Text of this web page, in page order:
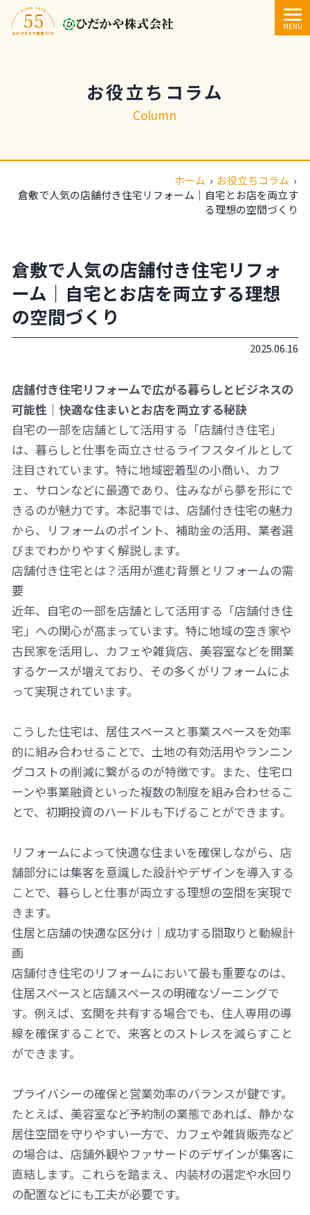
内容をスキップ
MENU
お役立ちコラム
Column
ホーム › お役立ちコラム ›
倉敷で人気の店舗付き住宅リフォーム｜自宅とお店を両立す
る理想の空間づくり
倉敷で人気の店舗付き住宅リフォ
ーム｜自宅とお店を両立する理想
の空間づくり
2025.06.16
店舗付き住宅リフォームで広がる暮らしとビジネスの
可能性｜快適な住まいとお店を両立する秘訣
自宅の一部を店舗として活用する「店舗付き住宅」
は、暮らしと仕事を両立させるライフスタイルとして
注目されています。特に地域密着型の小商い、カフ
ェ、サロンなどに最適であり、住みながら夢を形にで
きるのが魅力です。本記事では、店舗付き住宅の魅力
から、リフォームのポイント、補助金の活用、業者選
びまでわかりやすく解説します。
店舗付き住宅とは？活用が進む背景とリフォームの需
要
近年、自宅の一部を店舗として活用する「店舗付き住
宅」への関心が高まっています。特に地域の空き家や
古民家を活用し、カフェや雑貨店、美容室などを開業
するケースが増えており、その多くがリフォームによ
って実現されています。
こうした住宅は、居住スペースと事業スペースを効率
的に組み合わせることで、土地の有効活用やランニン
グコストの削減に繋がるのが特徴です。また、住宅ロ
ーンや事業融資といった複数の制度を組み合わせるこ
とで、初期投資のハードルも下げることができます。
リフォームによって快適な住まいを確保しながら、店
舗部分には集客を意識した設計やデザインを導入する
ことで、暮らしと仕事が両立する理想の空間を実現で
きます。
住居と店舗の快適な区分け｜成功する間取りと動線計
画
店舗付き住宅のリフォームにおいて最も重要なのは、
住居スペースと店舗スペースの明確なゾーニングで
す。例えば、玄関を共有する場合でも、住人専用の導
線を確保することで、来客とのストレスを減らすこと
ができます。
プライバシーの確保と営業効率のバランスが鍵です。
たとえば、美容室など予約制の業態であれば、静かな
居住空間を守りやすい一方で、カフェや雑貨販売など
の場合は、店舗外観やファサードのデザインが集客に
直結します。これらを踏まえ、内装材の選定や水回り
の配置などにも工夫が必要です。